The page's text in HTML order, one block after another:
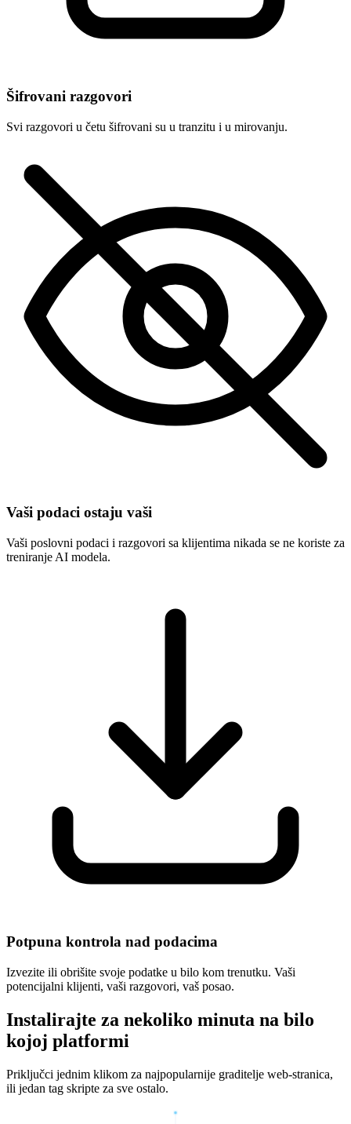
Šifrovani razgovori
Svi razgovori u četu šifrovani su u tranzitu i u mirovanju.
Vaši podaci ostaju vaši
Vaši poslovni podaci i razgovori sa klijentima nikada se ne koriste za
treniranje AI modela.
Potpuna kontrola nad podacima
Izvezite ili obrišite svoje podatke u bilo kom trenutku. Vaši
potencijalni klijenti, vaši razgovori, vaš posao.
Instalirajte za nekoliko minuta na bilo
kojoj platformi
Priključci jednim klikom za najpopularnije graditelje web-stranica,
ili jedan tag skripte za sve ostalo.